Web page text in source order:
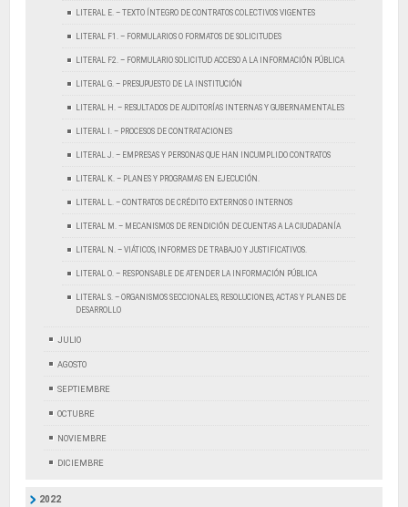
LITERAL E. – TEXTO ÍNTEGRO DE CONTRATOS COLECTIVOS VIGENTES
LITERAL F1. – FORMULARIOS O FORMATOS DE SOLICITUDES
LITERAL F2. – FORMULARIO SOLICITUD ACCESO A LA INFORMACIÓN PÚBLICA
LITERAL G. – PRESUPUESTO DE LA INSTITUCIÓN
LITERAL H. – RESULTADOS DE AUDITORÍAS INTERNAS Y GUBERNAMENTALES
LITERAL I. – PROCESOS DE CONTRATACIONES
LITERAL J. – EMPRESAS Y PERSONAS QUE HAN INCUMPLIDO CONTRATOS
LITERAL K. – PLANES Y PROGRAMAS EN EJECUCIÓN.
LITERAL L. – CONTRATOS DE CRÉDITO EXTERNOS O INTERNOS
LITERAL M. – MECANISMOS DE RENDICIÓN DE CUENTAS A LA CIUDADANÍA
LITERAL N. – VIÁTICOS, INFORMES DE TRABAJO Y JUSTIFICATIVOS.
LITERAL O. – RESPONSABLE DE ATENDER LA INFORMACIÓN PÚBLICA
LITERAL S. – ORGANISMOS SECCIONALES, RESOLUCIONES, ACTAS Y PLANES DE
DESARROLLO
JULIO
AGOSTO
SEPTIEMBRE
OCTUBRE
NOVIEMBRE
DICIEMBRE
2022